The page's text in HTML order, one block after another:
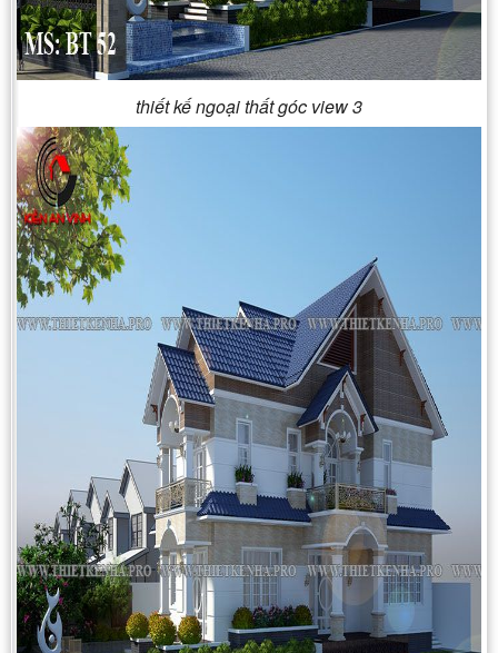
thiết kế ngoại thất góc view 3